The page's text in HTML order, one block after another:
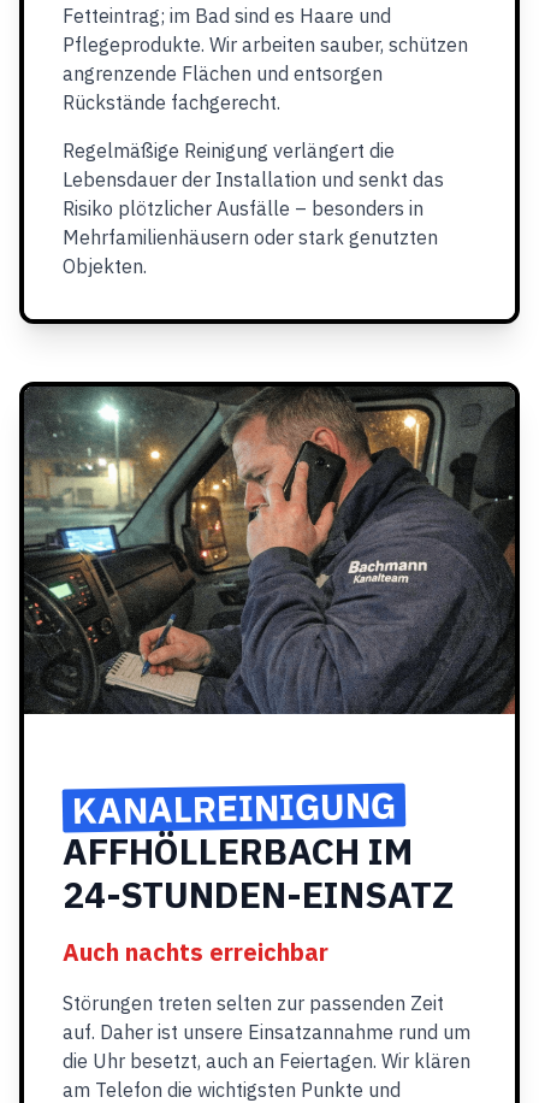
Fetteintrag; im Bad sind es Haare und
Pflegeprodukte. Wir arbeiten sauber, schützen
angrenzende Flächen und entsorgen
Rückstände fachgerecht.
Regelmäßige Reinigung verlängert die
Lebensdauer der Installation und senkt das
Risiko plötzlicher Ausfälle – besonders in
Mehrfamilienhäusern oder stark genutzten
Objekten.
KANALREINIGUNG
AFFHÖLLERBACH IM
24-STUNDEN-EINSATZ
Auch nachts erreichbar
Störungen treten selten zur passenden Zeit
auf. Daher ist unsere Einsatzannahme rund um
die Uhr besetzt, auch an Feiertagen. Wir klären
am Telefon die wichtigsten Punkte und